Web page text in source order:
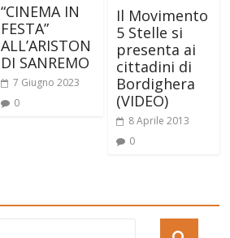
“CINEMA IN
FESTA”
ALL’ARISTON
DI SANREMO
7 Giugno 2023
0
Il Movimento
5 Stelle si
presenta ai
cittadini di
Bordighera
(VIDEO)
8 Aprile 2013
0